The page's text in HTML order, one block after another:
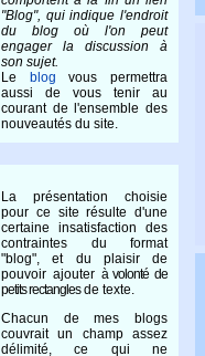
"Blog", qui indique l'endroit
du blog où l'on peut
engager la discussion à
son sujet.
Le blog vous permettra
aussi de vous tenir au
courant de l'ensemble des
nouveautés du site.
La présentation choisie
pour ce site résulte d'une
certaine insatisfaction des
contraintes du format
"blog", et du plaisir de
pouvoir ajouter à volonté de
petits rectanglesde texte.
Chacun de mes blogs
couvrait un champ assez
délimité, ce qui ne